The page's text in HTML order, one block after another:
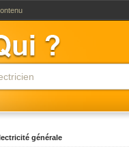
générale